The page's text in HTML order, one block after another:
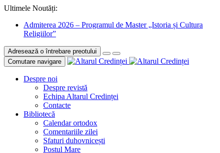
Ultimele Noutăți:
Admiterea 2026 – Programul de Master „Istoria și Cultura
Religiilor”
Adresează o întrebare preotului
Comutare navigare
Despre noi
Despre revistă
Echipa Altarul Credinței
Contacte
Bibliotecă
Calendar ortodox
Comentariile zilei
Sfaturi duhovnicești
Postul Mare